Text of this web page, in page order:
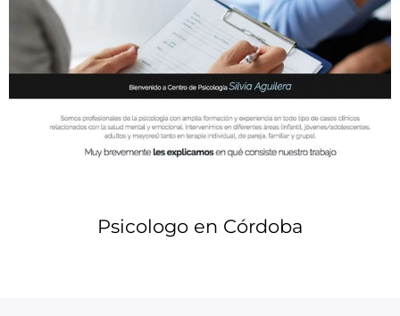
Psicologo en Córdoba